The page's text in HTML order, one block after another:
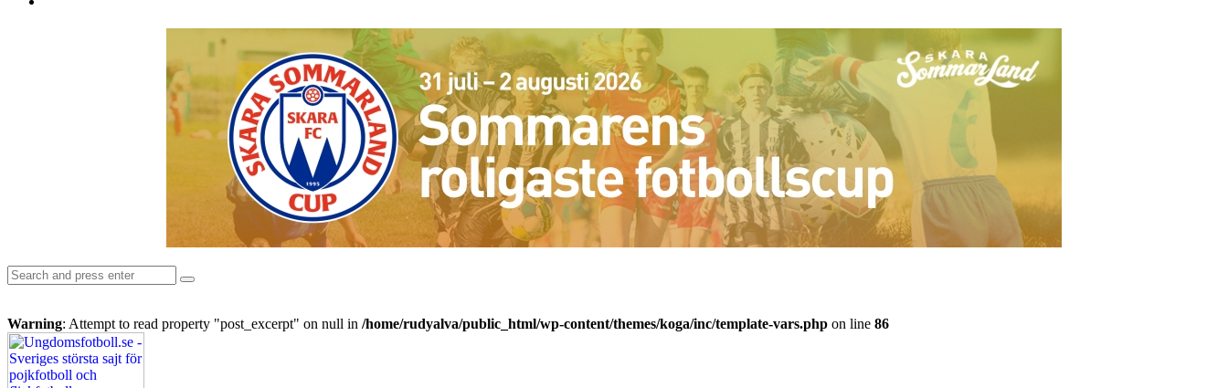
Search
for:
Search
Warning: Attempt to read property "post_excerpt" on null in /home/rudyalva/public_html/wp-content/themes/koga/inc/template-vars.php on line 86